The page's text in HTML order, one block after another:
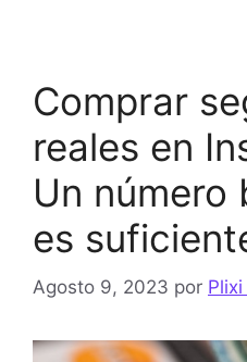
Comprar
reales en
Un número
es
Agosto 9, 2023 por